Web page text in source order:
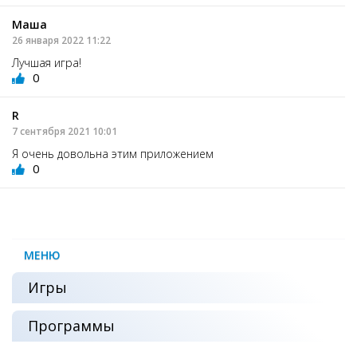
Маша
26 января 2022 11:22
Лучшая игра!
0
R
7 сентября 2021 10:01
Я очень довольна этим приложением
0
МЕНЮ
Игры
Программы